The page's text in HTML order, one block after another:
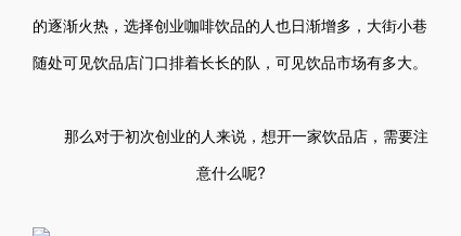
的逐渐火热，选择创业咖啡饮品的人也日渐增多，大街小巷
随处可见饮品店门口排着长长的队，可见饮品市场有多大。
那么对于初次创业的人来说，想开一家饮品店，需要注
意什么呢?